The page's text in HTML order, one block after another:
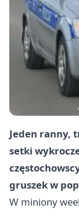
Jeden ranny,
setki
gruszek w
W miniony